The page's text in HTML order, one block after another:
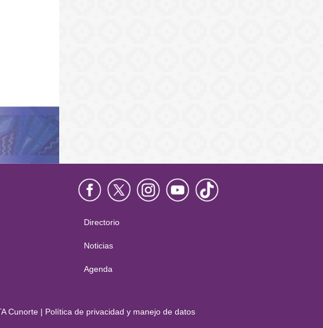
Menú
principal
Directorio
Noticias
Agenda
Cunorte | Política de privacidad y manejo de datos